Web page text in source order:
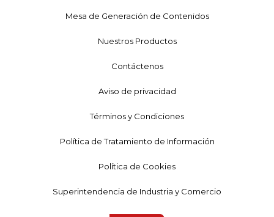
Mesa de Generación de Contenidos
Nuestros Productos
Contáctenos
Aviso de privacidad
Términos y Condiciones
Política de Tratamiento de Información
Política de Cookies
Superintendencia de Industria y Comercio